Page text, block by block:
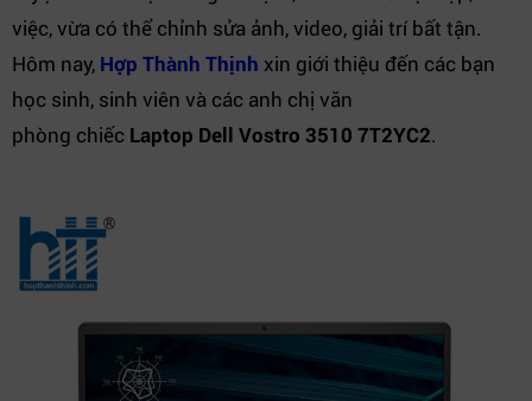
việc, vừa có thể chỉnh sửa ảnh, video, giải trí bất tận.
Hôm nay, Hợp Thành Thịnh xin giới thiệu đến các bạn
học sinh, sinh viên và các anh chị văn
phòng chiếc Laptop Dell Vostro 3510 7T2YC2.